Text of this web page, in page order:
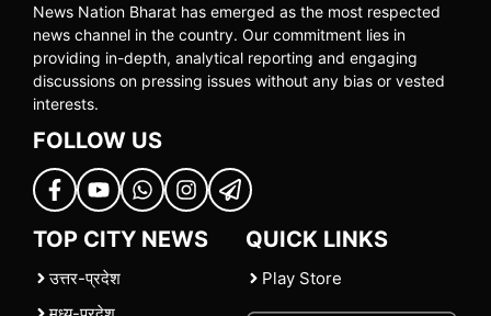
News Nation Bharat has emerged as the most respected
news channel in the country. Our commitment lies in
providing in-depth, analytical reporting and engaging
discussions on pressing issues without any bias or vested
interests.
FOLLOW US
TOP CITY NEWS
उत्तर-प्रदेश
QUICK LINKS
Play Store